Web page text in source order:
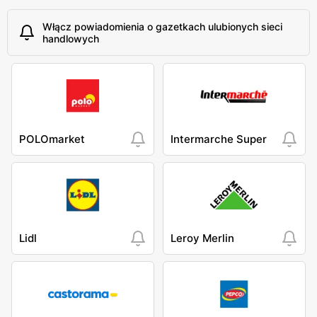
Włącz powiadomienia o gazetkach ulubionych sieci
handlowych
POLOmarket Intermarche Super
Lidl Leroy Merlin